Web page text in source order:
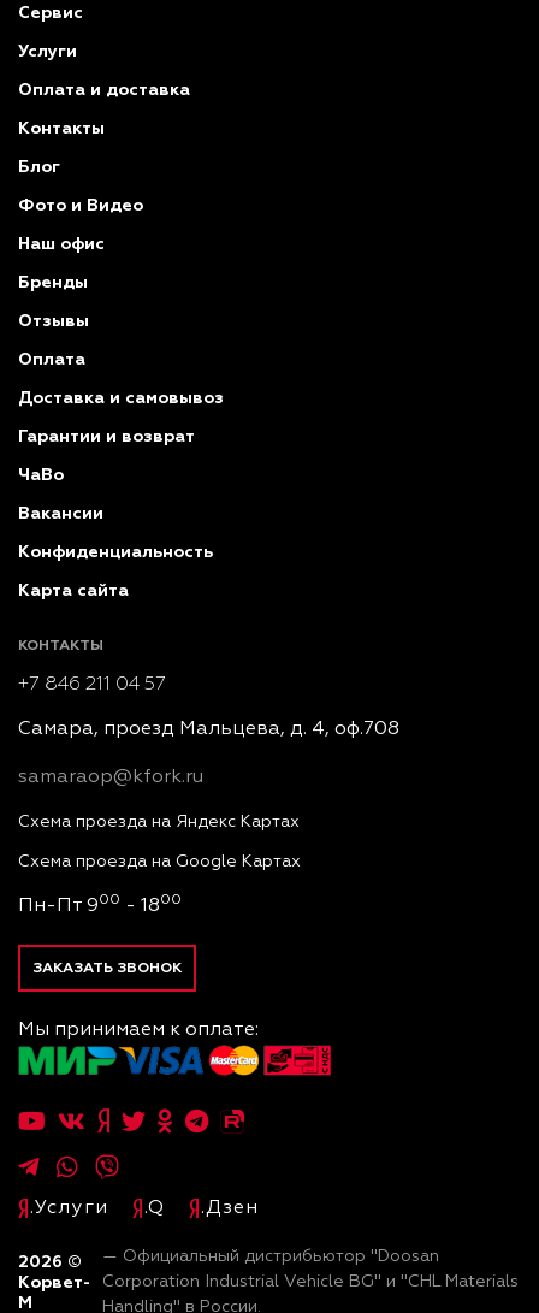
Сервис
Услуги
Оплата и доставка
Контакты
Блог
Фото и Видео
Наш офис
Бренды
Отзывы
Оплата
Доставка и самовывоз
Гарантии и возврат
ЧаВо
Вакансии
Конфиденциальность
Карта сайта
КОНТАКТЫ
+7 846 211 04 57
Самара, проезд Мальцева, д. 4, оф.708
samaraop@kfork.ru
Схема проезда на Яндекс Картах
Схема проезда на Google Картах
Пн-Пт 900 - 1800
ЗАКАЗАТЬ ЗВОНОК
Мы принимаем к оплате:
.Услуги .Q .Дзен
2026 ©
Корвет-
М
— Официальный дистрибьютор "Doosan
Corporation Industrial Vehicle BG" и "CHL Materials
Handling" в России.